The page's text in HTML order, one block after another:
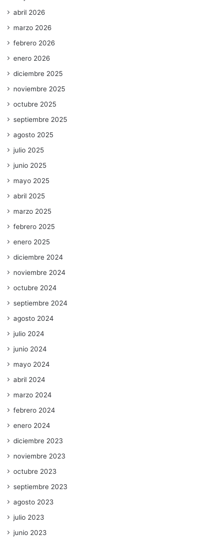
abril 2026
marzo 2026
febrero 2026
enero 2026
diciembre 2025
noviembre 2025
octubre 2025
septiembre 2025
agosto 2025
julio 2025
junio 2025
mayo 2025
abril 2025
marzo 2025
febrero 2025
enero 2025
diciembre 2024
noviembre 2024
octubre 2024
septiembre 2024
agosto 2024
julio 2024
junio 2024
mayo 2024
abril 2024
marzo 2024
febrero 2024
enero 2024
diciembre 2023
noviembre 2023
octubre 2023
septiembre 2023
agosto 2023
julio 2023
junio 2023